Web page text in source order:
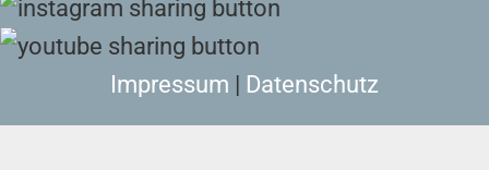
Impressum Datenschutz